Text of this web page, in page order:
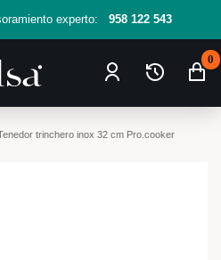
experto: 958 122 543
0
trinchero inox 32 cm Pro.cooker